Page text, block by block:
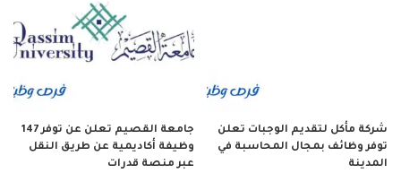
شركة مأكل لتقديم الوجبات تعلن
توفر وظائف بمجال المحاسبة في
المدينة
جامعة القصيم تعلن عن توفر 147
وظيفة أكاديمية عن طريق النقل
عبر منصة قدرات